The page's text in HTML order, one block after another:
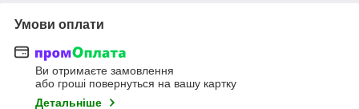
Умови оплати
Ви отримаєте замовлення
або гроші повернуться на вашу картку
Детальніше